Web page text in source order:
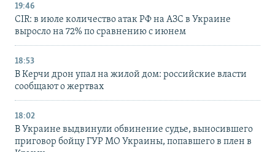
19:46
CIR: в июле количество атак РФ на АЗС в Украине
выросло на 72% по сравнению с июнем
18:53
В Керчи дрон упал на жилой дом: российские власти
сообщают о жертвах
18:02
В Украине выдвинули обвинение судье, выносившего
приговор бойцу ГУР МО Украины, попавшего в плен в